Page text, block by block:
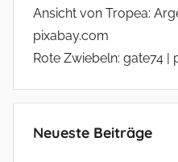
Ansicht von Tropea:
pixabay.com
Rote Zwiebeln: gate74 |
Neueste Beiträge